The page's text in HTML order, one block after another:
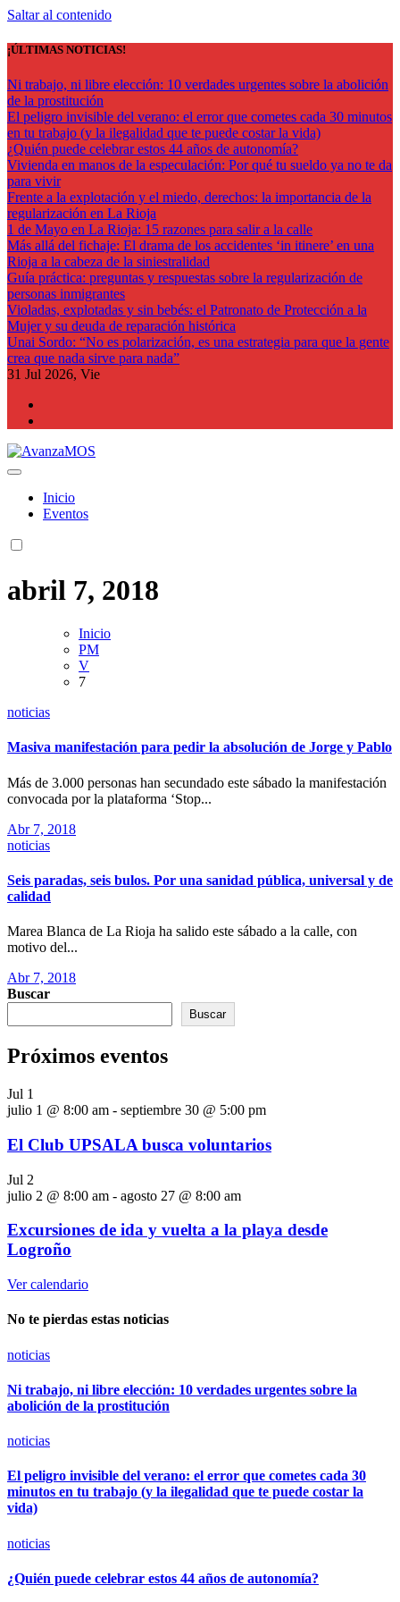
Saltar al contenido
¡ÚLTIMAS NOTICIAS!
Ni trabajo, ni libre elección: 10 verdades urgentes sobre la abolición
de la prostitución
El peligro invisible del verano: el error que cometes cada 30 minutos
en tu trabajo (y la ilegalidad que te puede costar la vida)
¿Quién puede celebrar estos 44 años de autonomía?
Vivienda en manos de la especulación: Por qué tu sueldo ya no te da
para vivir
Frente a la explotación y el miedo, derechos: la importancia de la
regularización en La Rioja
1 de Mayo en La Rioja: 15 razones para salir a la calle
Más allá del fichaje: El drama de los accidentes ‘in itinere’ en una
Rioja a la cabeza de la siniestralidad
Guía práctica: preguntas y respuestas sobre la regularización de
personas inmigrantes
Violadas, explotadas y sin bebés: el Patronato de Protección a la
Mujer y su deuda de reparación histórica
Unai Sordo: “No es polarización, es una estrategia para que la gente
crea que nada sirve para nada”
31 Jul 2026, Vie
Inicio
Eventos
abril 7, 2018
Inicio
PM
V
7
noticias
Masiva manifestación para pedir la absolución de Jorge y Pablo
Más de 3.000 personas han secundado este sábado la manifestación
convocada por la plataforma ‘Stop...
Abr 7, 2018
noticias
Seis paradas, seis bulos. Por una sanidad pública, universal y de
calidad
Marea Blanca de La Rioja ha salido este sábado a la calle, con
motivo del...
Abr 7, 2018
Buscar
Buscar
Próximos eventos
Jul 1
julio 1 @ 8:00 am - septiembre 30 @ 5:00 pm
El Club UPSALA busca voluntarios
Jul 2
julio 2 @ 8:00 am - agosto 27 @ 8:00 am
Excursiones de ida y vuelta a la playa desde
Logroño
Ver calendario
No te pierdas estas noticias
noticias
Ni trabajo, ni libre elección: 10 verdades urgentes sobre la
abolición de la prostitución
noticias
El peligro invisible del verano: el error que cometes cada 30
minutos en tu trabajo (y la ilegalidad que te puede costar la
vida)
noticias
¿Quién puede celebrar estos 44 años de autonomía?